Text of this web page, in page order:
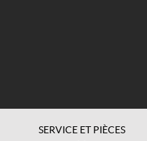
SERVICE ET PIÈCES